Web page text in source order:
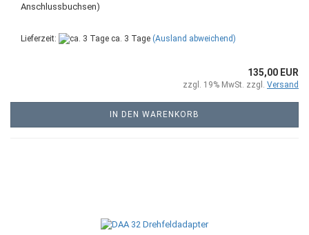
Anschlussbuchsen)
Lieferzeit: ca. 3 Tage (Ausland abweichend)
135,00 EUR
zzgl. 19% MwSt. zzgl. Versand
IN DEN WARENKORB